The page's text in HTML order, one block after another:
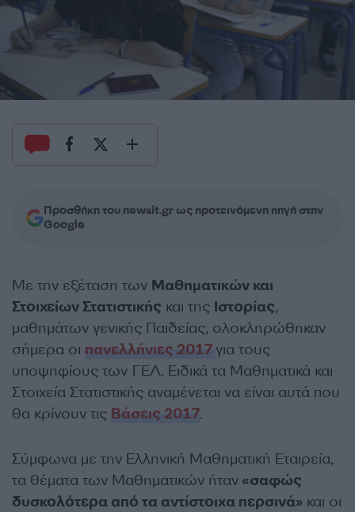
Προσθήκη του newsit.gr ως προτεινόμενη πηγή στην
Google
Με την εξέταση των Μαθηματικών και
Στοιχείων Στατιστικής και της Ιστορίας,
μαθημάτων γενικής Παιδείας, ολοκληρώθηκαν
σήμερα οι πανελλήνιες 2017για τους
υποψηφίους των ΓΕΛ. Ειδικά τα Μαθηματικά και
Στοιχεία Στατιστικής αναμένεται να είναι αυτά που
θα κρίνουν τις Βάσεις 2017.
Σύμφωνα με την Ελληνική Μαθηματική Εταιρεία,
τα θέματα των Μαθηματικών ήταν «σαφώς
δυσκολότερα από τα αντίστοιχα περσινά» και οι